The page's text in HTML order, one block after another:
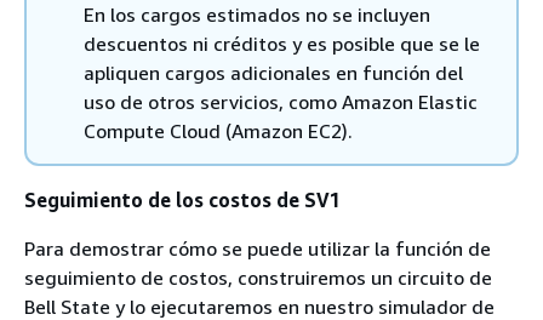
En los cargos estimados no se incluyen
descuentos ni créditos y es posible que se le
apliquen cargos adicionales en función del
uso de otros servicios, como Amazon Elastic
Compute Cloud (Amazon EC2).
Seguimiento de los costos de SV1
Para demostrar cómo se puede utilizar la función de
seguimiento de costos, construiremos un circuito de
Bell State y lo ejecutaremos en nuestro simulador de